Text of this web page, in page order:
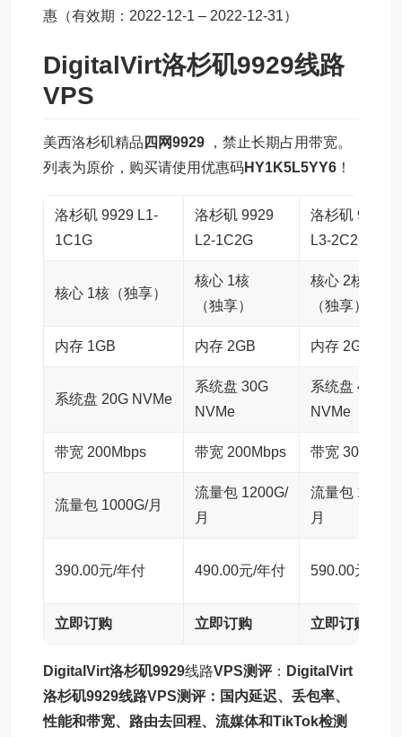
惠（有效期：2022-12-1 – 2022-12-31）
DigitalVirt洛杉矶9929线路
VPS
美西洛杉矶精品 四网9929 ，禁止长期占用带宽。
列表为原价，购买请使用优惠码HY1K5L5YY6 ！
洛杉矶 9929 L1-
1C1G
洛杉矶 9929
L2-1C2G
洛杉矶 9929
L3-2C2G
核心 1核（独享）
核心 1核
（独享）
核心 2核
（独享）
内存 1GB 内存 2GB 内存 2GB
系统盘 20G NVMe
系统盘 30G
NVMe
系统盘 40G
NVMe
带宽 200Mbps 带宽 200Mbps 带宽 300Mbps
流量包 1000G/月
流量包 1200G/
月
流量包
月
390.00元/年付 490.00元/年付 590.00元/年付
立即订购 立即订购 立即订购
DigitalVirt洛杉矶9929线路VPS测评： DigitalVirt
洛杉矶9929线路VPS测评：国内延迟、丢包率、
性能和带宽、路由去回程、流媒体和TikTok检测